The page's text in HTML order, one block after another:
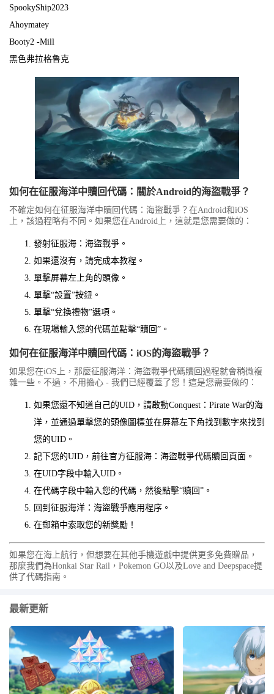
SpookyShip2023
Ahoymatey
Booty2 -Mill
黑色弗拉格魯克
如何在征服海洋中贖回代碼：關於Android的海盜戰爭？
不確定如何在征服海洋中贖回代碼：海盜戰爭？在Android和iOS
上，該過程略有不同。如果您在Android上，這就是您需要做的：
發射征服海：海盜戰爭。
如果還沒有，請完成本教程。
單擊屏幕左上角的頭像。
單擊“設置”按鈕。
單擊“兌換禮物”選項。
在現場輸入您的代碼並點擊“贖回”。
如何在征服海洋中贖回代碼：iOS的海盜戰爭？
如果您在iOS上，那麼征服海洋：海盜戰爭代碼贖回過程就會稍微複
雜一些。不過，不用擔心 - 我們已經覆蓋了您！這是您需要做的：
如果您還不知道自己的UID，請啟動Conquest：Pirate War的海
洋，並通過單擊您的頭像圖標並在屏幕左下角找到數字來找到
您的UID。
記下您的UID，前往官方征服海：海盜戰爭代碼贖回頁面。
在UID字段中輸入UID。
在代碼字段中輸入您的代碼，然後點擊“贖回”。
回到征服海洋：海盜戰爭應用程序。
在郵箱中索取您的新獎勵！
如果您在海上航行，但想要在其他手機遊戲中提供更多免費贈品，
那麼我們為Honkai Star Rail，Pokemon GO以及Love and Deepspace提
供了代碼指南。
最新更新